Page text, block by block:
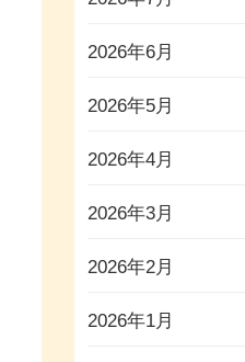
2026年6月
2026年5月
2026年4月
2026年3月
2026年2月
2026年1月